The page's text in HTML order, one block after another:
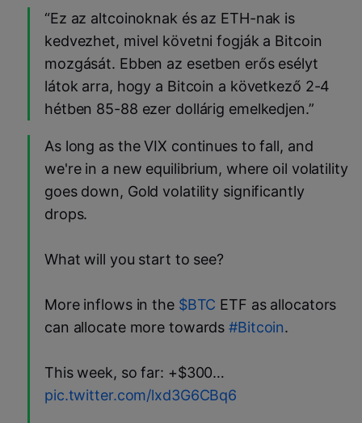
“Ez az altcoinoknak és az ETH-nak is
kedvezhet, mivel követni fogják a Bitcoin
mozgását. Ebben az esetben erős esélyt
látok arra, hogy a Bitcoin a következő 2-4
hétben 85-88 ezer dollárig emelkedjen.”
As long as the VIX continues to fall, and
we're in a new equilibrium, where oil volatility
goes down, Gold volatility significantly
drops.
What will you start to see?
More inflows in the $BTC ETF as allocators
can allocate more towards#Bitcoin.
This week, so far: +$300…
pic.twitter.com/lxd3G6CBq6